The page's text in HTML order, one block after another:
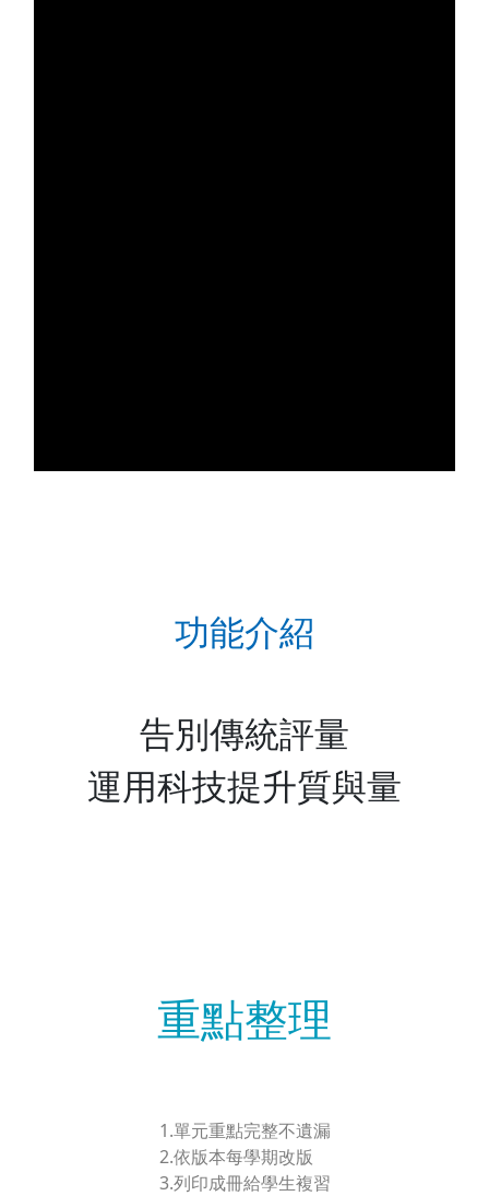
功能介紹
告別傳統評量
運用科技提升質與量
重點整理
1.單元重點完整不遺漏
2.依版本每學期改版
3.列印成冊給學生複習